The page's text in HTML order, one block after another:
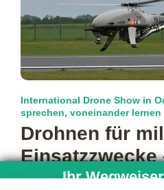
International Drone Show in
sprechen, voneinander lernen
Drohnen für
Einsatzzwecke
darüber hinaus
Ihr